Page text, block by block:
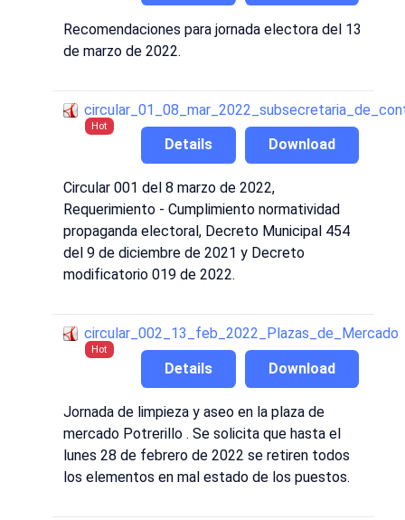
Recomendaciones para jornada electora del 13
de marzo de 2022.
Hot
Download
Details
Circular 001 del 8 marzo de 2022,
Requerimiento - Cumplimiento normatividad
propaganda electoral, Decreto Municipal 454
del 9 de diciembre de 2021 y Decreto
modificatorio 019 de 2022.
circular_002_13_feb_2022_Plazas_de_Mercado
Hot
Download
Details
Jornada de limpieza y aseo en la plaza de
mercado Potrerillo . Se solicita que hasta el
lunes 28 de febrero de 2022 se retiren todos
los elementos en mal estado de los puestos.